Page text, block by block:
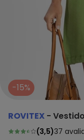
-15%
ROVITEX -
(3,5)37